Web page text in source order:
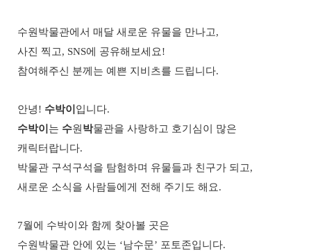
수원박물관에서 매달 새로운 유물을 만나고,
사진 찍고, SNS에 공유해보세요!
참여해주신 분께는 예쁜 지비츠를 드립니다.
안녕! 수박이입니다.
수박이는 수원박물관을 사랑하고 호기심이 많은
캐릭터랍니다.
박물관 구석구석을 탐험하며 유물들과 친구가 되고,
새로운 소식을 사람들에게 전해 주기도 해요.
7월에 수박이와 함께 찾아볼 곳은
수원박물관 안에 있는 ‘남수문’ 포토존입니다.